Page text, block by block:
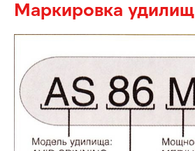
Маркировка удилищ